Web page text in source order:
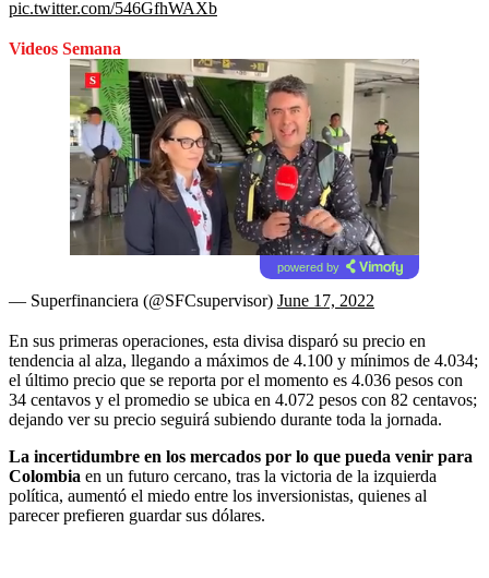
pic.twitter.com/546GfhWAXb
Videos Semana
powered by
— Superfinanciera (@SFCsupervisor) June 17, 2022
En sus primeras operaciones, esta divisa disparó su precio en
tendencia al alza, llegando a máximos de 4.100 y mínimos de 4.034;
el último precio que se reporta por el momento es 4.036 pesos con
34 centavos y el promedio se ubica en 4.072 pesos con 82 centavos;
dejando ver su precio seguirá subiendo durante toda la jornada.
La incertidumbre en los mercados por lo que pueda venir para
Colombia en un futuro cercano, tras la victoria de la izquierda
política, aumentó el miedo entre los inversionistas, quienes al
parecer prefieren guardar sus dólares.